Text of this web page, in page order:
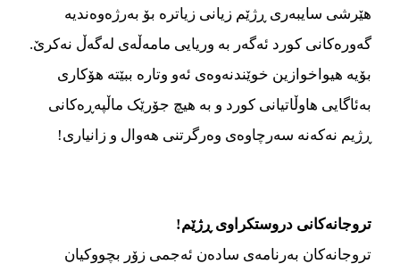
هێرشی سایبه‌‌‌ری ڕژێم زیانی زیاتره‌‌‌ بۆ به‌‌‌رژه‌‌‌وه‌‌‌ندیه‌‌‌
گه‌‌‌وره‌‌‌کانی کورد ئه‌‌‌گه‌‌‌ر به وریایی مامه‌‌‌ڵه‌‌‌ی له‌‌‌گه‌‌‌ڵ نه‌‌‌کرێ.
بۆیه‌‌‌ هیواخوازین خوێندنه‌‌‌وه‌‌‌ی ئه‌‌‌و وتاره‌‌‌ ببێته‌‌‌ هۆکاری
به‌‌‌ئاگایی هاوڵاتیانی کورد و به هیچ جۆرێک ماڵپه‌‌‌ڕه‌‌‌کانی
ڕژیم نه‌‌‌که‌‌‌نه‌‌‌ سه‌‌‌رچاوه‌‌‌ی وه‌‌‌رگرتنی هه‌‌‌وال و زانیاری!
تروجانه‌‌‌کانی دروستکراوی ڕژێم!
تروجانه‌‌‌کان به‌‌‌رنامه‌‌‌ی ساده‌‌‌ن ئه‌‌‌جمی زۆر بچووکیان